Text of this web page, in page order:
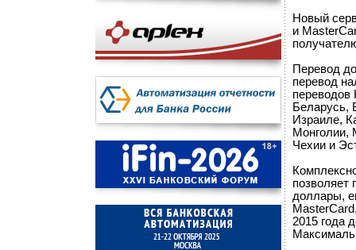
Новый
и
Перевод
перевод
Беларусь,
Израиле,
Монголии,
Чехии и
позволяет
доллары,
2015 года